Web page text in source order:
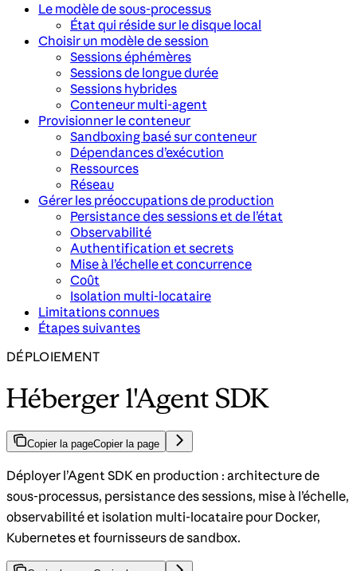
Le modèle de sous-processus
État qui réside sur le disque local
Choisir un modèle de session
Sessions éphémères
Sessions de longue durée
Sessions hybrides
Conteneur multi-agent
Provisionner le conteneur
Sandboxing basé sur conteneur
Dépendances d’exécution
Ressources
Réseau
Gérer les préoccupations de production
Persistance des sessions et de l’état
Observabilité
Authentification et secrets
Mise à l’échelle et concurrence
Coût
Isolation multi-locataire
Limitations connues
Étapes suivantes
DÉPLOIEMENT
Héberger l'Agent SDK
Copier la pageCopier la page
Déployer l’Agent SDK en production : architecture de
sous-processus, persistance des sessions, mise à l’échelle,
observabilité et isolation multi-locataire pour Docker,
Kubernetes et fournisseurs de sandbox.